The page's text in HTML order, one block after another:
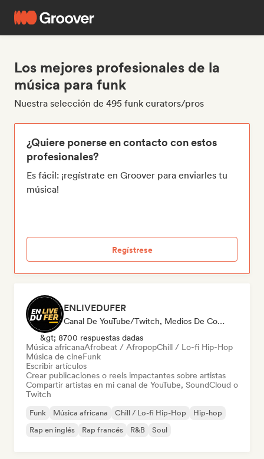
Los mejores profesionales de la
música para funk
Nuestra selección de 495 funk curators/pros
¿Quiere ponerse en contacto con estos
profesionales?
Es fácil: ¡regístrate en Groover para enviarles tu
música!
Regístrese
ENLIVEDUFER
Canal De YouTube/Twitch, Medios De Comunicación/Periodista, Social Media Influencer
&gt; 8700 respuestas dadas
Música africanaAfrobeat / AfropopChill / Lo-fi Hip-Hop
Música de cineFunk
Escribir artículos
Crear publicaciones o reels impactantes sobre artistas
Compartir artistas en mi canal de YouTube, SoundCloud o
Twitch
Funk Música africana Chill / Lo-fi Hip-Hop
Hip-hop
Rap en inglés
Rap francés R&B Soul